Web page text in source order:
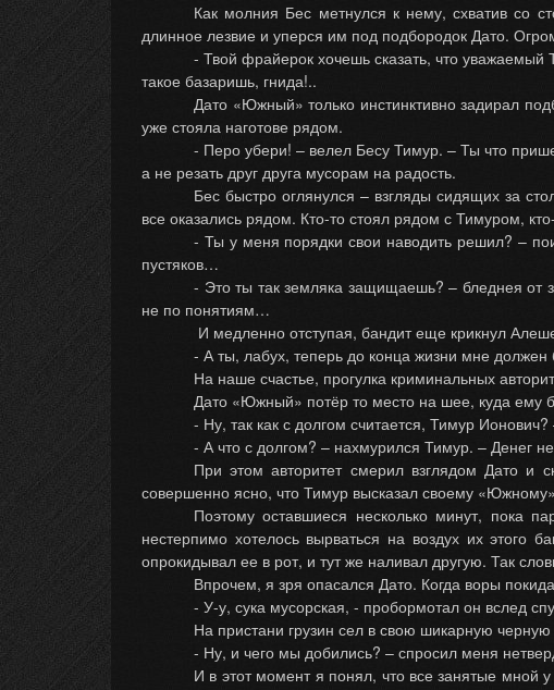
Как молния Бес метнулся к нему, схватив со
длинное лезвие и уперся им под подбородок Дато.
- Твой фрайерок хочешь сказать, что
такое базаришь, гнида!..
Дато «Южный» только инстинктивно задирал
уже стояла наготове рядом.
- Перо убери! – велел Бесу Тимур. – Ты что
а не резать друг друга мусорам на радость.
Бес быстро оглянулся – взгляды сидящих за
все оказались рядом. Кто-то стоял рядом с Тимуром,
- Ты у меня порядки свои наводить решил? –
пустяков…
- Это ты так земляка защищаешь? – бледнея от
не по понятиям…
И медленно отступая, бандит еще крикнул
- А ты, лабух, теперь до конца жизни мне
На наше счастье, прогулка криминальных
Дато «Южный» потёр то место на шее, куда ему
- Ну, так как с долгом считается, Тимур
- А что с долгом? – нахмурился Тимур. – Денег
При этом авторитет смерил взглядом Дато и
совершенно ясно, что Тимур высказал своему
Поэтому оставшиеся несколько минут, пока
нестерпимо хотелось вырваться на воздух их этого
опрокидывал ее в рот, и тут же наливал другую. Так
Впрочем, я зря опасался Дато. Когда воры
- У-у, сука мусорская, - пробормотал он вслед
На пристани грузин сел в свою шикарную
- Ну, и чего мы добились? – спросил меня
И в этот момент я понял, что все занятые мной